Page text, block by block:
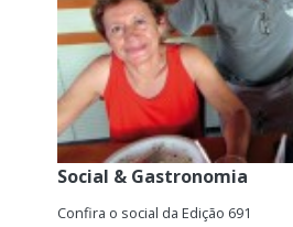
Social & Gastronomia
Confira o social da Edição 691